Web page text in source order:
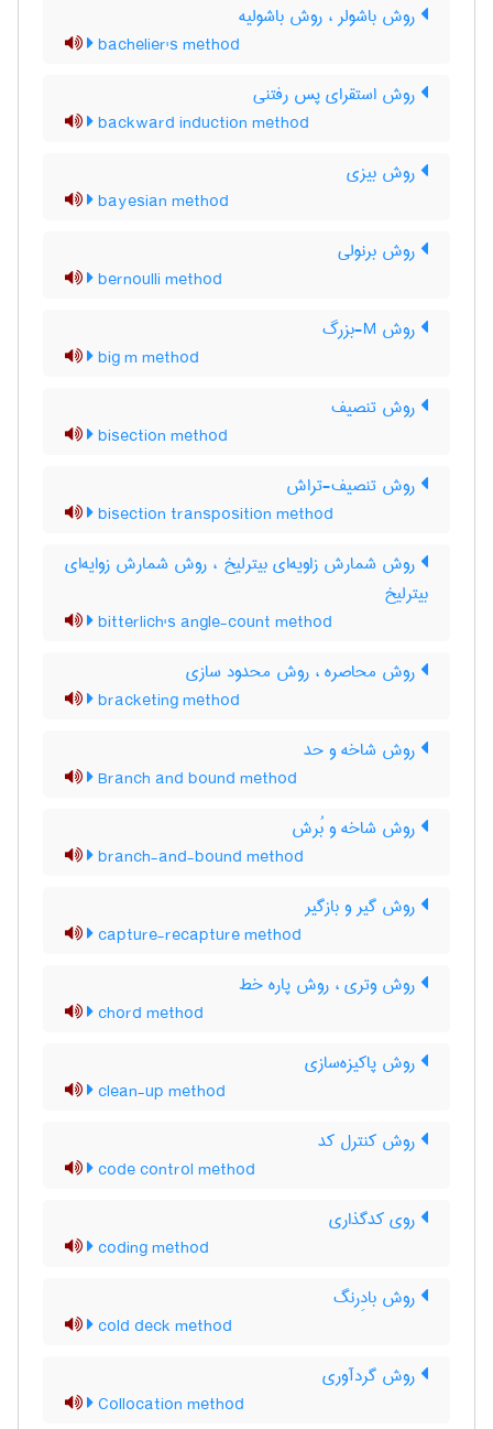
روش باشولر ، روش باشولیه
bachelier's method
روش استقرای پس رفتنی
backward induction method
روش بیزی
bayesian method
روش برنولی
bernoulli method
روش M-بزرگ
big m method
روش تنصیف
bisection method
روش تنصیف-تراش
bisection transposition method
روش شمارش زاویه‌ای بیترلیخ ، روش شمارش زوایه‌ای
بیترلیخ
bitterlich's angle-count method
روش محاصره ، روش محدود سازی
bracketing method
روش شاخه و حد
Branch and bound method
روش شاخه و بُرش
branch-and-bound method
روش گیر و بازگیر
capture-recapture method
روش وتری ، روش پاره خط
chord method
روش پاکیزه‌سازی
clean-up method
روش کنترل کد
code control method
روی کدگذاری
coding method
روش بادِرنگ
cold deck method
روش گردآوری
Collocation method